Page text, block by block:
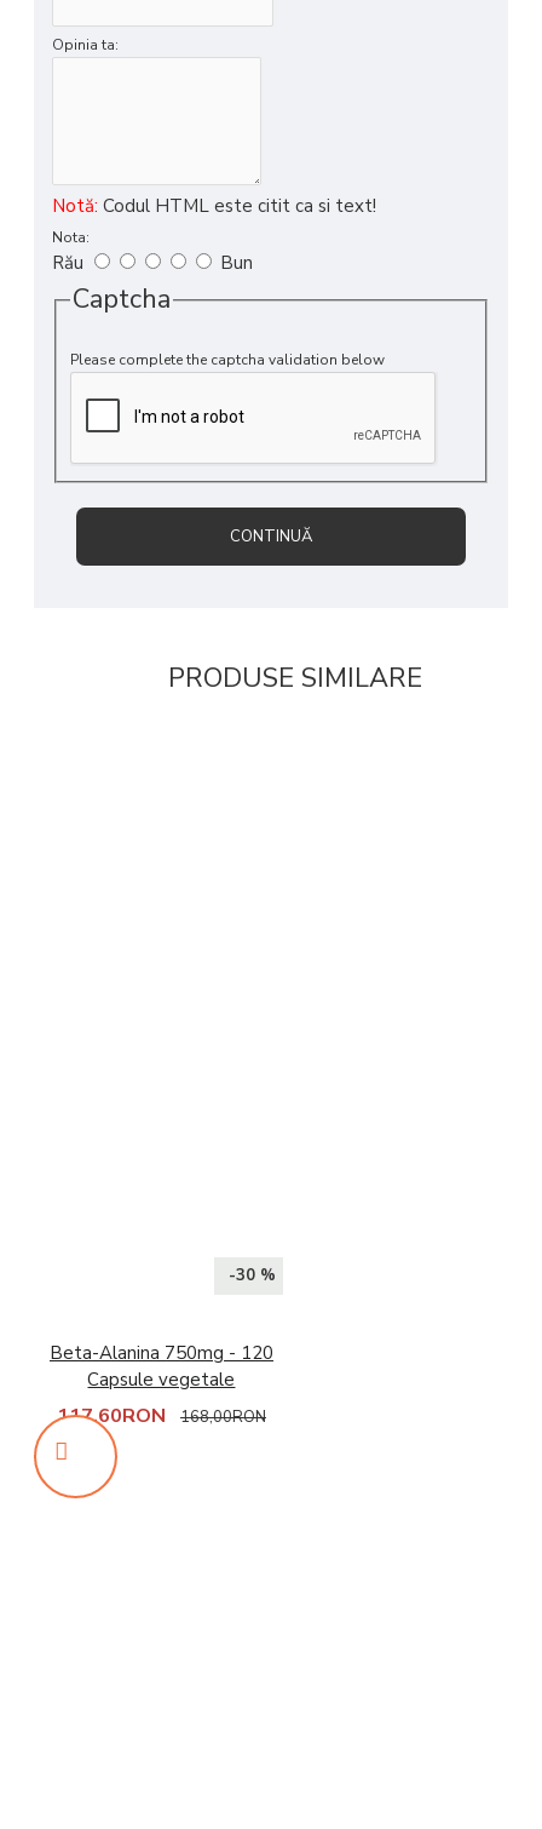
Opinia ta:
Notă: Codul HTML este citit ca si text!
Nota:
Rău Bun
Captcha
Please complete the captcha validation below
CONTINUĂ
PRODUSE SIMILARE
-30 %
Beta-Alanina 750mg - 120
Capsule vegetale
117,60RON 168,00RON